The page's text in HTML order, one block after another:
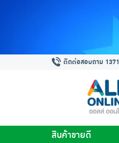
ติดต่อสอบถาม 1371
สินค้าขายดี